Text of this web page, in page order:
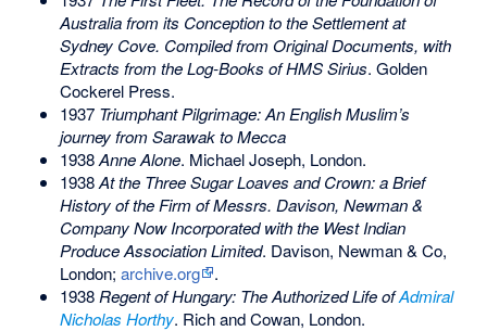
Australia from its Conception to the Settlement at
Sydney Cove. Compiled from Original Documents, with
Extracts from the Log-Books of HMS Sirius. Golden
Cockerel Press.
1937 Triumphant Pilgrimage: An English Muslim’s
journey from Sarawak to Mecca
1938Anne Alone. Michael Joseph, London.
1938At the Three Sugar Loaves and Crown: a Brief
History of the Firm of Messrs. Davison, Newman &
Company Now Incorporated with the West Indian
Produce Association Limited. Davison, Newman & Co,
London; archive.org
.
1938Regent of Hungary: The Authorized Life ofAdmiral
Nicholas Horthy. Rich and Cowan, London.